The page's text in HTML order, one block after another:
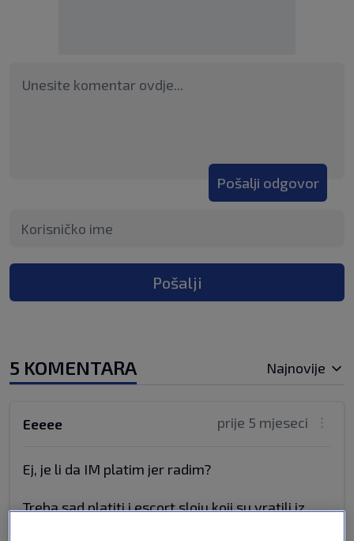
Pošalji odgovor
Pošalji
5 KOMENTARA Najnovije
prije 5 mjeseci
Eeeee
Ej, je li da IM platim jer radim?
Treba sad platiti i escort sloju koji su vratili iz